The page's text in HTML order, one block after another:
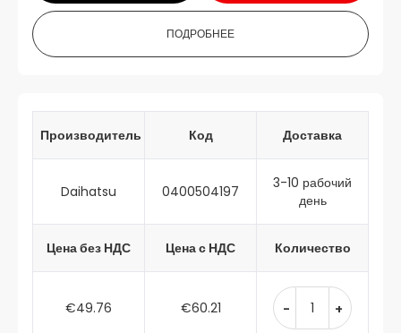
ПОДРОБНЕЕ
Производитель Код Доставка
Daihatsu 0400504197
3-10 рабочий
день
Цена без НДС Цена с НДС Количество
€49.76 €60.21 - +